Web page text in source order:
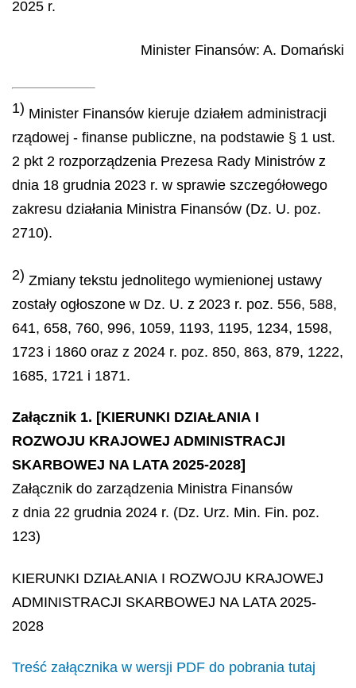
2025 r.
Minister Finansów: A. Domański
1) Minister Finansów kieruje działem administracji
rządowej - finanse publiczne, na podstawie § 1 ust.
2 pkt 2 rozporządzenia Prezesa Rady Ministrów z
dnia 18 grudnia 2023 r. w sprawie szczegółowego
zakresu działania Ministra Finansów (Dz. U. poz.
2710).
2) Zmiany tekstu jednolitego wymienionej ustawy
zostały ogłoszone w Dz. U. z 2023 r. poz. 556, 588,
641, 658, 760, 996, 1059, 1193, 1195, 1234, 1598,
1723 i 1860 oraz z 2024 r. poz. 850, 863, 879, 1222,
1685, 1721 i 1871.
Załącznik 1. [KIERUNKI DZIAŁANIA I
ROZWOJU KRAJOWEJ ADMINISTRACJI
SKARBOWEJ NA LATA 2025-2028]
Załącznik do zarządzenia Ministra Finansów
z dnia 22 grudnia 2024 r. (Dz. Urz. Min. Fin. poz.
123)
KIERUNKI DZIAŁANIA I ROZWOJU KRAJOWEJ
ADMINISTRACJI SKARBOWEJ NA LATA 2025-
2028
Treść załącznika w wersji PDF do pobrania tutaj